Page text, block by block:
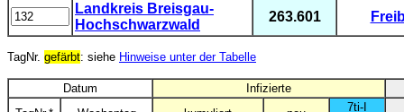
Landkreis Breisgau-
Hochschwarzwald
263.601
TagNr. gefärbt: siehe Hinweise unter der Tabelle
Datum
Infizierte
7ti-I